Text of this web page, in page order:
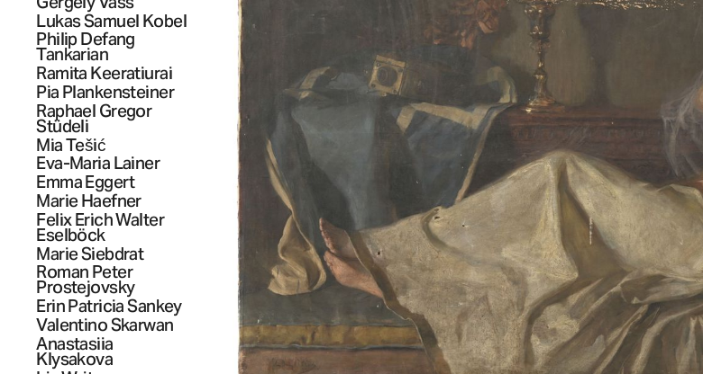
Lukas Samuel Kobel
Philip Defang
Tankarian
Ramita Keeratiurai
Pia Plankensteiner
Raphael Gregor
Stüdeli
MiaTešić
Eva-Maria Lainer
EmmaEggert
MarieHaefner
Felix Erich Walter
Eselböck
MarieSiebdrat
Roman Peter
Prostejovsky
Erin PatriciaSankey
ValentinoSkarwan
Anastasiia
Klysakova